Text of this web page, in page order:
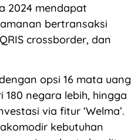
2024 mendapat
bertransaksi
crossborder, dan
opsi 16 mata uang
negara lebih, hingga
via fitur ‘Welma’.
kebutuhan